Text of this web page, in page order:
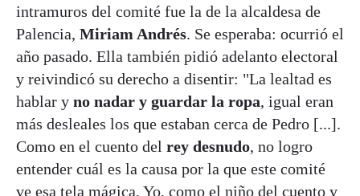
intramuros del comité fue la de la alcaldesa de
Palencia, Miriam Andrés. Se esperaba: ocurrió el
año pasado. Ella también pidió adelanto electoral
y reivindicó su derecho a disentir: "La lealtad es
hablar y no nadar y guardar la ropa, igual eran
más desleales los que estaban cerca de Pedro [...].
Como en el cuento del rey desnudo, no logro
entender cuál es la causa por la que este comité
ve esa tela mágica. Yo, como el niño del cuento y